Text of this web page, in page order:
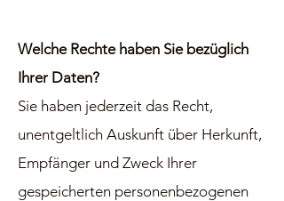
Welche Rechte haben Sie bezüglich
Ihrer Daten?
Sie haben jederzeit das Recht,
unentgeltlich Auskunft über Herkunft,
Empfänger und Zweck Ihrer
gespeicherten personenbezogenen